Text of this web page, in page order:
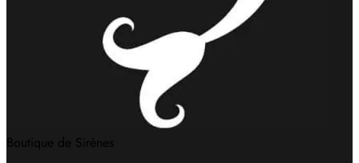
Boutique de Sirènes